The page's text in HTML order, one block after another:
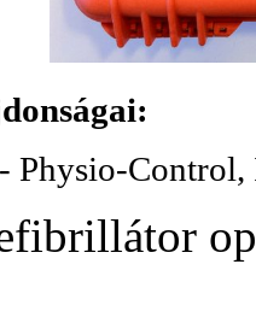
Physio-Control,